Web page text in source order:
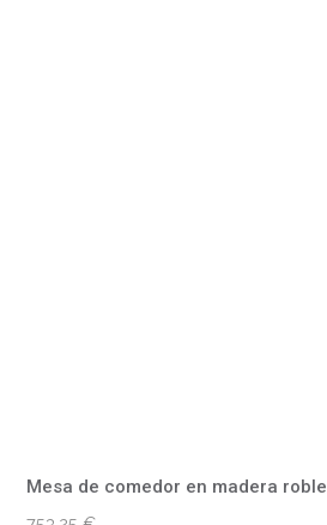
Mesa de comedor en madera roble